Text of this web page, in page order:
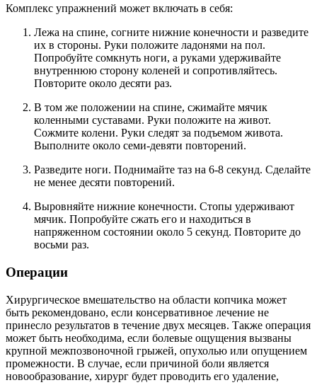
Комплекс упражнений может включать в себя:
Лежа на спине, согните нижние конечности и разведите
их в стороны. Руки положите ладонями на пол.
Попробуйте сомкнуть ноги, а руками удерживайте
внутреннюю сторону коленей и сопротивляйтесь.
Повторите около десяти раз.
В том же положении на спине, сжимайте мячик
коленными суставами. Руки положите на живот.
Сожмите колени. Руки следят за подъемом живота.
Выполните около семи-девяти повторений.
Разведите ноги. Поднимайте таз на 6-8 секунд. Сделайте
не менее десяти повторений.
Выровняйте нижние конечности. Стопы удерживают
мячик. Попробуйте сжать его и находиться в
напряженном состоянии около 5 секунд. Повторите до
восьми раз.
Операции
Хирургическое вмешательство на области копчика может
быть рекомендовано, если консервативное лечение не
принесло результатов в течение двух месяцев. Также операция
может быть необходима, если болевые ощущения вызваны
крупной межпозвоночной грыжей, опухолью или опущением
промежности. В случае, если причиной боли является
новообразование, хирург будет проводить его удаление,